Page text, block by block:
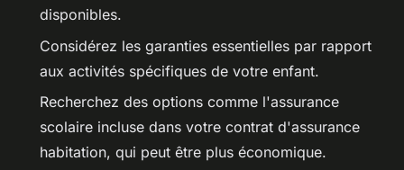
disponibles.
Considérez les garanties essentielles par rapport
aux activités spécifiques de votre enfant.
Recherchez des options comme l'assurance
scolaire incluse dans votre contrat d'assurance
habitation, qui peut être plus économique.